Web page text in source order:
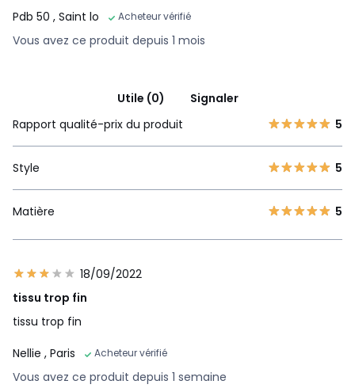
Pdb 50 , Saint lo Acheteur vérifié
Vous avez ce produit depuis 1 mois
Utile (0)
Signaler
Rapport qualité-prix du produit
5
Style 5
Matière 5
18/09/2022
tissu trop fin
tissu trop fin
Nellie , Paris Acheteur vérifié
Vous avez ce produit depuis 1 semaine